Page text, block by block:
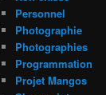
Personnel
Photographie
Photographies
Programmation
Projet Mangos